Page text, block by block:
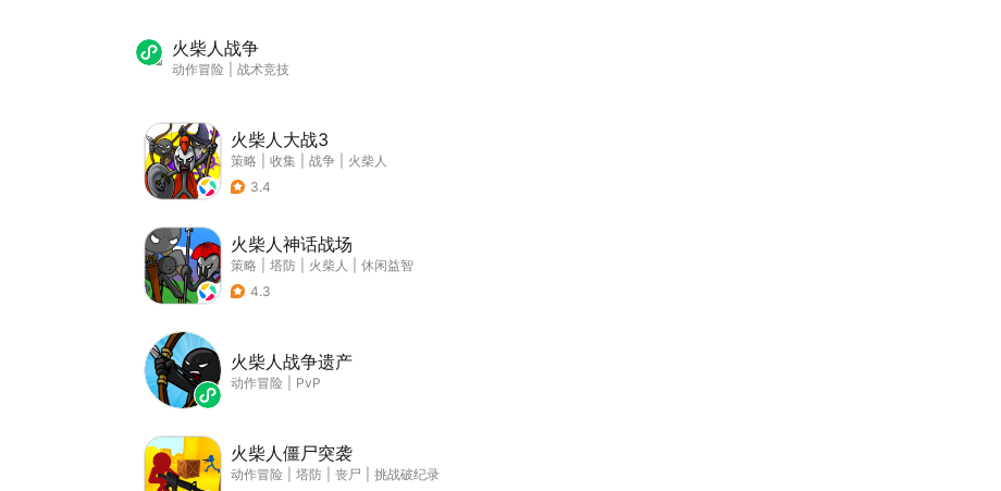
火柴人战争
动作冒险 战术竞技
火柴人大战3
策略 收集 战争
火柴人
3.4
火柴人神话战场
策略 塔防 火柴人
休闲益智
4.3
火柴人战争遗产
动作冒险 PvP
火柴人僵尸突袭
动作冒险 塔防 丧尸
挑战破纪录